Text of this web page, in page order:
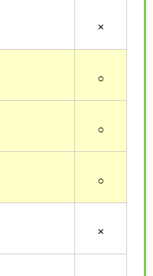
×
○
○
○
×